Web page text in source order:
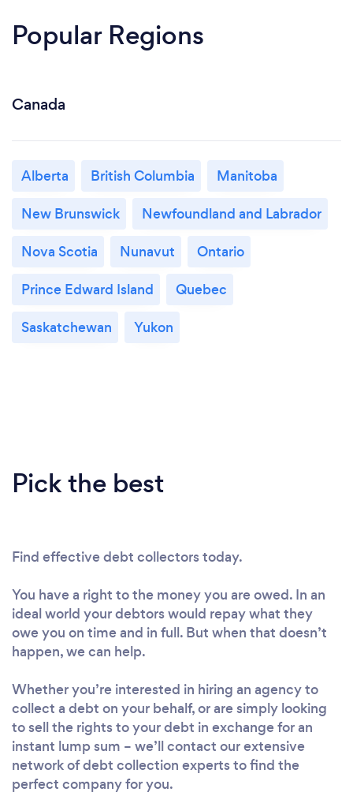
Popular Regions
Canada
Alberta British Columbia
Manitoba
New Brunswick
Newfoundland and Labrador
Nova Scotia
Nunavut
Ontario
Prince Edward Island
Quebec
Saskatchewan
Yukon
Pick the best
Find effective debt collectors today.
You have a right to the money you are owed. In an
ideal world your debtors would repay what they
owe you on time and in full. But when that doesn’t
happen, we can help.
Whether you’re interested in hiring an agency to
collect a debt on your behalf, or are simply looking
to sell the rights to your debt in exchange for an
instant lump sum – we’ll contact our extensive
network of debt collection experts to find the
perfect company for you.